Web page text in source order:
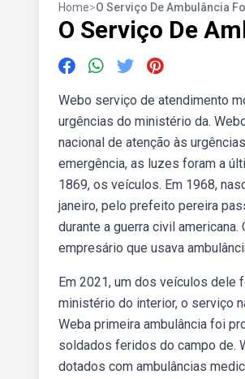
Home>O Serviço De Ambulância
O Serviço De
Webo serviço de atendimento
urgências do ministério da.
nacional de atenção às
emergência, as luzes foram a
1869, os veículos. Em 1968,
janeiro, pelo prefeito pereira
durante a guerra civil
empresário que usava
Em 2021, um dos veículos dele
ministério do interior, o serviço
Weba primeira ambulância foi
soldados feridos do campo de.
dotados com ambulâncias